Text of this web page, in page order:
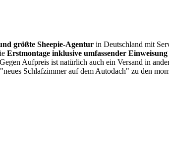
größte Sheepie-Agentur in Deutschland mit
Erstmontage inklusive umfassender Einweisung
Aufpreis ist natürlich auch ein Versand in
Schlafzimmer auf dem Autodach" zu den